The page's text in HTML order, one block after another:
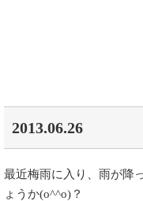
2013.06.26
最近梅雨に入り、雨が降
ょうか(o^^o)？